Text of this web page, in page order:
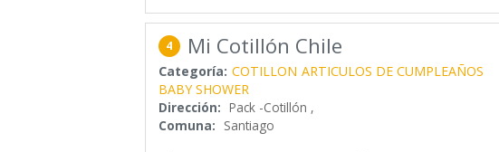
4 Mi Cotillón Chile
Categoría: COTILLON ARTICULOS DE CUMPLEAÑOS
BABY SHOWER
Dirección: Pack -Cotillón ,
Comuna: Santiago